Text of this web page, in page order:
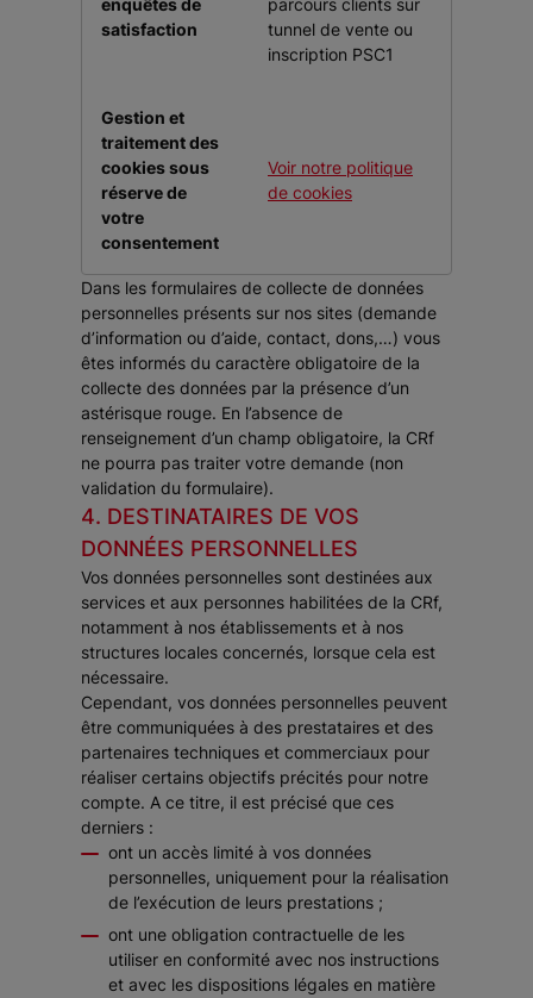
enquêtes de
satisfaction
parcours clients sur
tunnel de vente ou
inscription PSC1
Gestion et
traitement des
cookies sous
réserve de
votre
consentement
Voir notre politique
de cookies
Dans les formulaires de collecte de données
personnelles présents sur nos sites (demande
d’information ou d’aide, contact, dons,…) vous
êtes informés du caractère obligatoire de la
collecte des données par la présence d’un
astérisque rouge. En l’absence de
renseignement d’un champ obligatoire, la CRf
ne pourra pas traiter votre demande (non
validation du formulaire).
4. DESTINATAIRES DE VOS
DONNÉES PERSONNELLES
Vos données personnelles sont destinées aux
services et aux personnes habilitées de la CRf,
notamment à nos établissements et à nos
structures locales concernés, lorsque cela est
nécessaire.
Cependant, vos données personnelles peuvent
être communiquées à des prestataires et des
partenaires techniques et commerciaux pour
réaliser certains objectifs précités pour notre
compte. A ce titre, il est précisé que ces
derniers :
ont un accès limité à vos données
personnelles, uniquement pour la réalisation
de l’exécution de leurs prestations ;
ont une obligation contractuelle de les
utiliser en conformité avec nos instructions
et avec les dispositions légales en matière